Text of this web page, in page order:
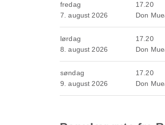
fredag
7. august 2026
17.20
Don
lørdag
8. august 2026
17.20
Don
søndag
9. august 2026
17.20
Don